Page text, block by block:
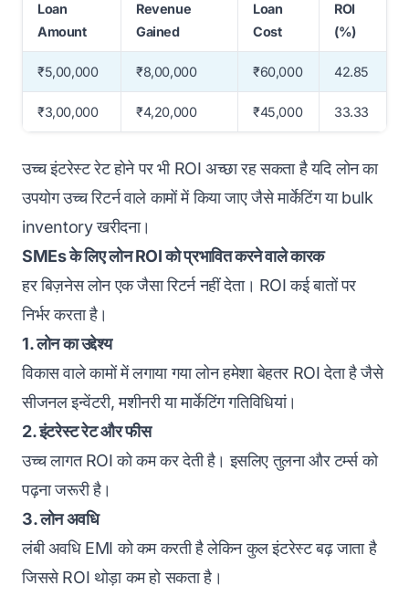
Loan
Amount
Revenue
Gained
Loan
Cost
ROI
(%)
₹5,00,000 ₹8,00,000 ₹60,000 42.85
₹3,00,000 ₹4,20,000 ₹45,000 33.33
उच्च इंटरेस्ट रेट होने पर भी ROI अच्छा रह सकता है यदि लोन का
उपयोग उच्च रिटर्न वाले कामों में किया जाए जैसे मार्केटिंग या bulk
inventory खरीदना।
SMEs के लिए लोन ROI को प्रभावित करने वाले कारक
हर बिज़नेस लोन एक जैसा रिटर्न नहीं देता। ROI कई बातों पर
निर्भर करता है।
1. लोन का उद्देश्य
विकास वाले कामों में लगाया गया लोन हमेशा बेहतर ROI देता है जैसे
सीजनल इन्वेंटरी, मशीनरी या मार्केटिंग गतिविधियां।
2. इंटरेस्ट रेट और फीस
उच्च लागत ROI को कम कर देती है। इसलिए तुलना और टर्म्स को
पढ़ना जरूरी है।
3. लोन अवधि
लंबी अवधि EMI को कम करती है लेकिन कुल इंटरेस्ट बढ़ जाता है
जिससे ROI थोड़ा कम हो सकता है।